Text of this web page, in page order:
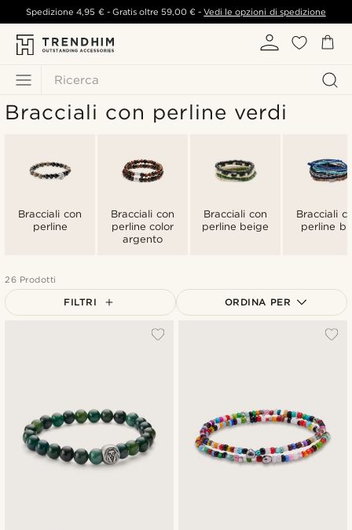
Ricerca
Spedizione4,95 €- Gratis oltre 59,00 € -Vedi le opzioni di spedizione
Bracciali con perline verdi
Bracciali con
perline
Bracciali con
perline color
argento
Bracciali con
perline beige
Bracciali
perline
26 Prodotti
FILTRI ORDINA PER